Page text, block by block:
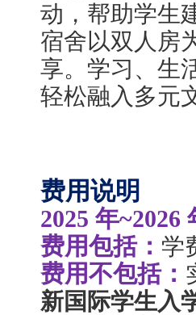
动，帮助学生
宿舍以双人房
享。学习、生
轻松融入多元
费用说明
2025 年~2026
费用包括： 学
费用不包括：
新国际学生入